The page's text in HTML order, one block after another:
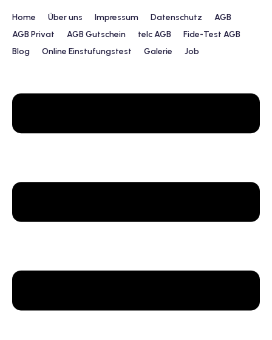
Home Über uns Impressum Datenschutz
AGB
AGB Privat
AGB Gutschein telc AGB
Fide-Test AGB
Blog
Online Einstufungstest Galerie Job
Englisch
Französisch